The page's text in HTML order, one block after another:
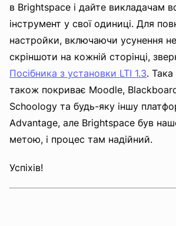
в Brightspace і дайте викладачам
інструмент у свої одиниці. Для
настройки, включаючи усунення
скріншоти на кожній сторінці,
Посібника з установки LTI 1.3. Така
також покриває Moodle,
Schoology та будь-яку іншу
Advantage, але Brightspace був
метою, і процес там надійний.
Успіхів!